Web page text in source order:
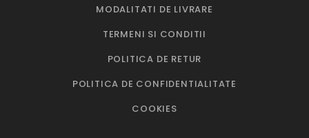
MODALITATI DE LIVRARE
TERMENI SI CONDITII
POLITICA DE RETUR
POLITICA DE CONFIDENTIALITATE
COOKIES